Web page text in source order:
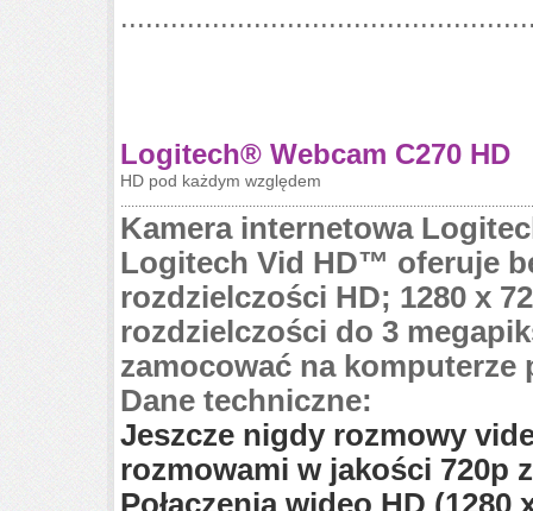
Logitech® Webcam C270 HD
HD pod każdym względem
Kamera internetowa
Logitech Vid HD™ oferuje
rozdzielczości HD; 1280 x
rozdzielczości do 3
zamocować na
Dane techniczne:
Jeszcze nigdy rozmowy
rozmowami w jakości 720p
Połączenia wideo HD